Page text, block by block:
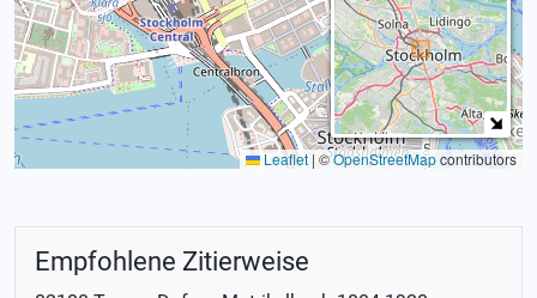
Leaflet | ©OpenStreetMapcontributors
Empfohlene Zitierweise